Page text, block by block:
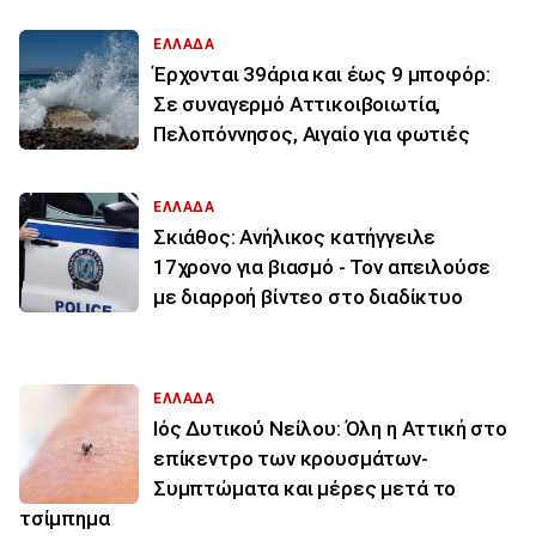
ΕΛΛΑΔΑ
Έρχονται 39άρια και έως 9 μποφόρ:
Σε συναγερμό Αττικοιβοιωτία,
Πελοπόννησος, Αιγαίο για φωτιές
ΕΛΛΑΔΑ
Σκιάθος: Ανήλικος κατήγγειλε
17χρονο για βιασμό - Τον απειλούσε
με διαρροή βίντεο στο διαδίκτυο
ΕΛΛΑΔΑ
Ιός Δυτικού Νείλου: Όλη η Αττική στο
επίκεντρο των κρουσμάτων-
Συμπτώματα και μέρες μετά το
τσίμπημα